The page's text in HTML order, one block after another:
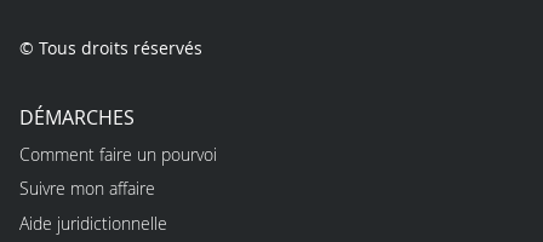
© Tous droits réservés
DÉMARCHES
Comment faire un pourvoi
Suivre mon affaire
Aide juridictionnelle